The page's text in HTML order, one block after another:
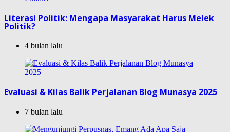
Literasi Politik: Mengapa Masyarakat Harus Melek
Politik?
4 bulan lalu
Evaluasi & Kilas Balik Perjalanan Blog Munasya 2025
7 bulan lalu